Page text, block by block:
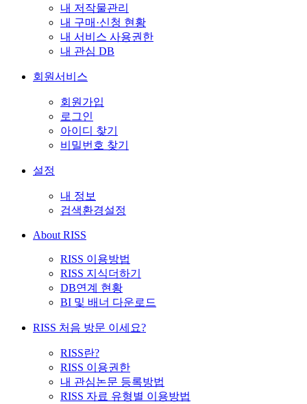
내 저작물관리
내 구매·신청 현황
내 서비스 사용권한
내 관심 DB
회원서비스
회원가입
로그인
아이디 찾기
비밀번호 찾기
설정
내 정보
검색환경설정
About RISS
RISS 이용방법
RISS 지식더하기
DB연계 현황
BI 및 배너 다운로드
RISS 처음 방문 이세요?
RISS란?
RISS 이용권한
내 관심논문 등록방법
RISS 자료 유형별 이용방법